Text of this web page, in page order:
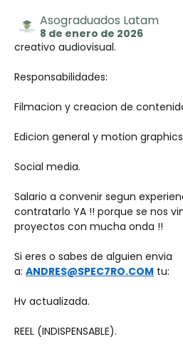
Asograduados Latam
8 de enero de 2026
creativo audiovisual.
Responsabilidades:
Filmacion y creacion de
Edicion general y motion
Social media.
Salario a convenir segun
contratarlo YA !! porque se nos
proyectos con mucha onda !!
Si eres o sabes de alguien envia
a: ANDRES@SPEC7RO.COM tu:
Hv actualizada.
REEL (INDISPENSABLE).